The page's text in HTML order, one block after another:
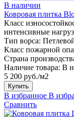
В наличии
Ковровая плитка
Класс
интенсивные
Тип ворса:
Класс пожарной
Страна
Наличие товара: В
5 200 руб./м2
Купить
В избранное В
Сравнить